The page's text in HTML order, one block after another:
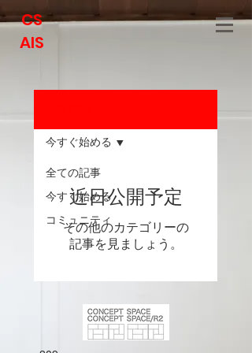
CS
AIS
全ての記事
今すぐ始める
コミュニティ
今すぐ始める
近日公開予定
その他のカテゴリーの
記事を見ましょう。